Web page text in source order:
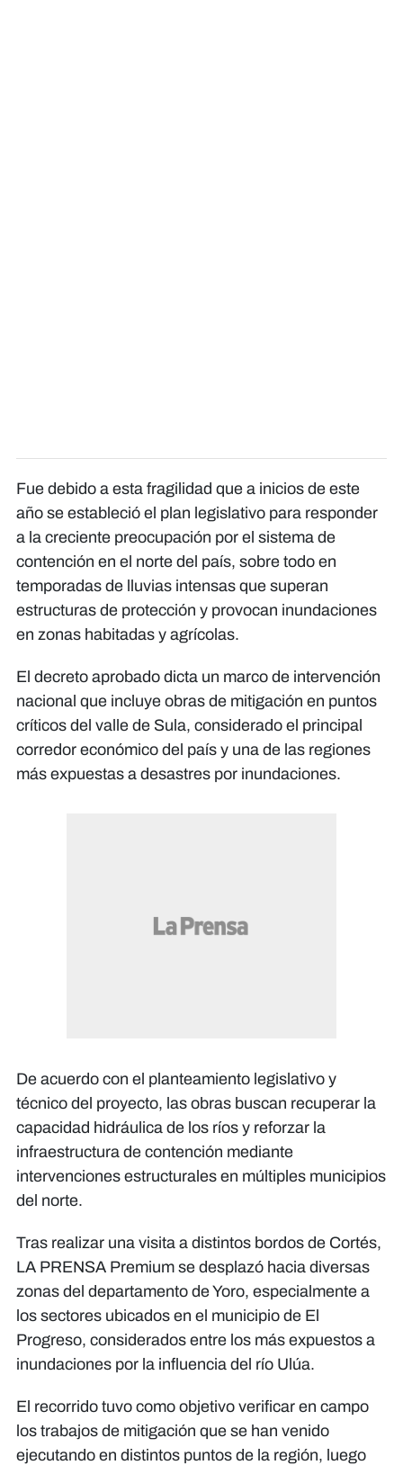
Fue debido a esta fragilidad que a inicios de este
año se estableció el plan legislativo para responder
a la creciente preocupación por el sistema de
contención en el norte del país, sobre todo en
temporadas de lluvias intensas que superan
estructuras de protección y provocan inundaciones
en zonas habitadas y agrícolas.
El decreto aprobado dicta un marco de intervención
nacional que incluye obras de mitigación en puntos
críticos del valle de Sula, considerado el principal
corredor económico del país y una de las regiones
más expuestas a desastres por inundaciones.
De acuerdo con el planteamiento legislativo y
técnico del proyecto, las obras buscan recuperar la
capacidad hidráulica de los ríos y reforzar la
infraestructura de contención mediante
intervenciones estructurales en múltiples municipios
del norte.
Tras realizar una visita a distintos bordos de Cortés,
LA PRENSA Premium se desplazó hacia diversas
zonas del departamento de Yoro, especialmente a
los sectores ubicados en el municipio de El
Progreso, considerados entre los más expuestos a
inundaciones por la influencia del río Ulúa.
El recorrido tuvo como objetivo verificar en campo
los trabajos de mitigación que se han venido
ejecutando en distintos puntos de la región, luego